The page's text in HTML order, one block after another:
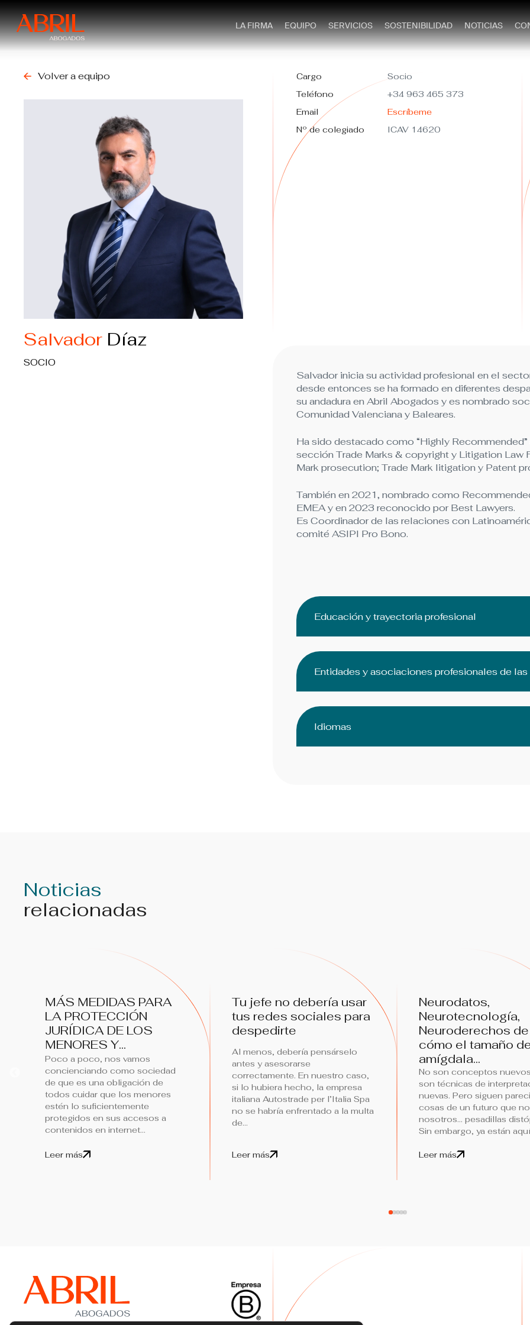
to
main
content
LA FIRMA EQUIPO SERVICIOS SOSTENIBILIDAD NOTICIAS
Volver a equipo
Salvador Díaz
SOCIO
Cargo
Socio
Teléfono
+34 963 465 373
Email
Escríbeme
Nº de colegiado
ICAV 14620
Salvador inicia su actividad profesional en el
desde entonces se ha formado en diferentes
su andadura en Abril Abogados y es nombrado
Comunidad Valenciana y Baleares.
Ha sido destacado como “Highly
sección Trade Marks & copyright y Litigation Law
Mark prosecution; Trade Mark litigation y Patent
También en 2021, nombrado como
EMEA y en 2023 reconocido por Best Lawyers.
Es Coordinador de las relaciones con
comité ASIPI Pro Bono.
Educación y trayectoria profesional
Entidades y asociaciones profesionales de
Idiomas
Noticias
relacionadas
MÁS MEDIDAS PARA
LA PROTECCIÓN
JURÍDICA DE LOS
MENORES Y...
Poco a poco, nos vamos
concienciando como sociedad
de que es una obligación de
todos cuidar que los menores
estén lo suficientemente
protegidos en sus accesos a
contenidos en internet...
Leer más
Tu jefe no debería usar
tus redes sociales para
despedirte
Al menos, debería pensárselo
antes y asesorarse
correctamente. En nuestro caso,
si lo hubiera hecho, la empresa
italiana Autostrade per l’Italia Spa
no se habría enfrentado a la multa
de...
Leer más
Neurodatos,
Neurotecnología,
Neuroderechos de
cómo el tamaño
amígdala...
No son conceptos
son técnicas de
nuevas. Pero siguen
cosas de un futuro que
nosotros… pesadillas
Sin embargo, ya están
Leer más